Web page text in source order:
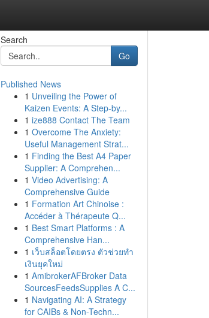
Search
Go
Published News
1 Unveiling the Power of
Kaizen Events: A Step-by...
1 ize888 Contact The Team
1 Overcome The Anxiety:
Useful Management Strat...
1 Finding the Best A4 Paper
Supplier: A Comprehen...
1 Video Advertising: A
Comprehensive Guide
1 Formation Art Chinoise :
Accéder à Thérapeute Q...
1 Best Smart Platforms : A
Comprehensive Han...
1 เว็บสล็อตโดยตรง ตัวช่วยทำ
เงินยุคใหม่
1 AmibrokerAFBroker Data
SourcesFeedsSupplies A C...
1 Navigating AI: A Strategy
for CAIBs & Non-Techn...